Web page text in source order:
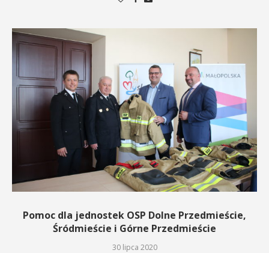
Pomoc dla jednostek OSP Dolne Przedmieście,
Śródmieście i Górne Przedmieście
30 lipca 2020